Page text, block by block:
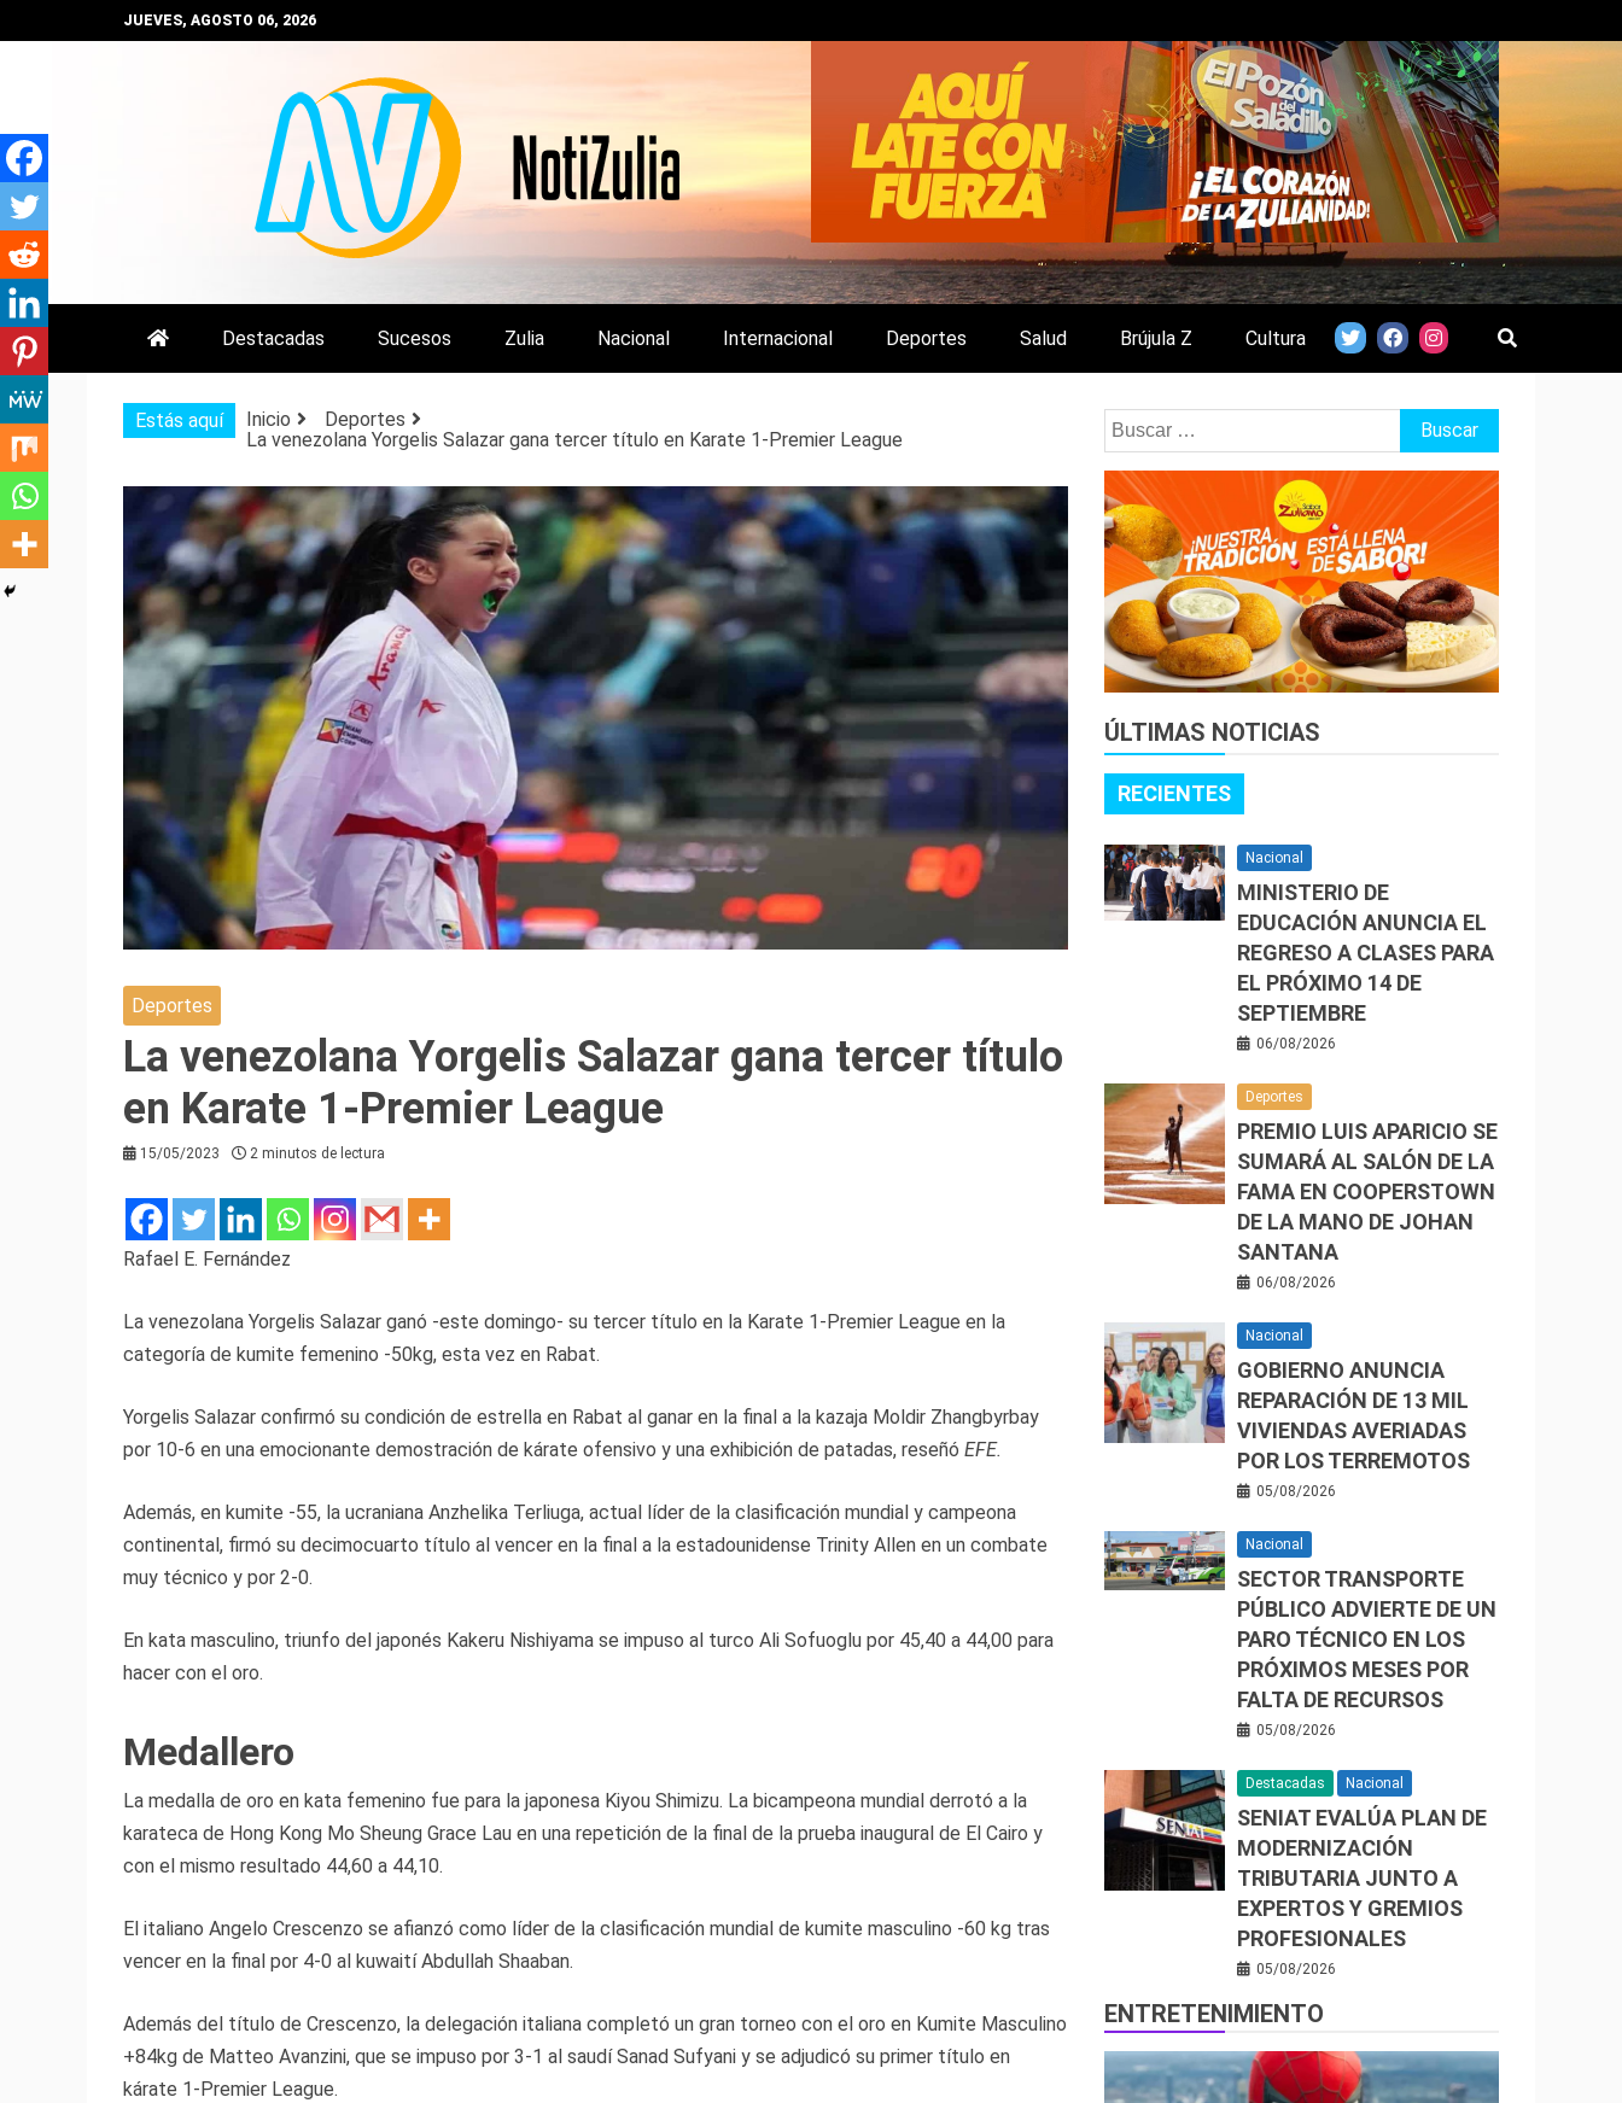
al
JUEVES, AGOSTO 06, 2026
NOTIZULIA
NOTICIAS DEL ZULIA, VENEZUELA Y DE INTERÉS GENERAL.
Destacadas Sucesos Zulia Nacional Internacional Deportes Salud Brújula Z Cultura
Estás aquí Inicio
Deportes
La venezolana Yorgelis Salazar gana tercer título en Karate 1-Premier League
Deportes
La venezolana Yorgelis Salazar gana tercer título
en Karate 1-Premier League
15/05/2023 2 minutos de lectura
Rafael E. Fernández
La venezolana Yorgelis Salazar ganó -este domingo- su tercer título en la Karate 1-Premier League en la
categoría de kumite femenino -50kg, esta vez en Rabat.
Yorgelis Salazar confirmó su condición de estrella en Rabat al ganar en la final a la kazaja Moldir Zhangbyrbay
por 10-6 en una emocionante demostración de kárate ofensivo y una exhibición de patadas, reseñó EFE.
Además, en kumite -55, la ucraniana Anzhelika Terliuga, actual líder de la clasificación mundial y campeona
continental, firmó su decimocuarto título al vencer en la final a la estadounidense Trinity Allen en un combate
muy técnico y por 2-0.
En kata masculino, triunfo del japonés Kakeru Nishiyama se impuso al turco Ali Sofuoglu por 45,40 a 44,00 para
hacer con el oro.
Medallero
La medalla de oro en kata femenino fue para la japonesa Kiyou Shimizu. La bicampeona mundial derrotó a la
karateca de Hong Kong Mo Sheung Grace Lau en una repetición de la final de la prueba inaugural de El Cairo y
con el mismo resultado 44,60 a 44,10.
El italiano Angelo Crescenzo se afianzó como líder de la clasificación mundial de kumite masculino -60 kg tras
vencer en la final por 4-0 al kuwaití Abdullah Shaaban.
Además del título de Crescenzo, la delegación italiana completó un gran torneo con el oro en Kumite Masculino
+84kg de Matteo Avanzini, que se impuso por 3-1 al saudí Sanad Sufyani y se adjudicó su primer título en
kárate 1-Premier League.
Buscar:
ÚLTIMAS NOTICIAS
RECIENTES
Nacional
MINISTERIO DE
EDUCACIÓN ANUNCIA EL
REGRESO A CLASES PARA
EL PRÓXIMO 14 DE
SEPTIEMBRE
06/08/2026
Deportes
PREMIO LUIS APARICIO SE
SUMARÁ AL SALÓN DE LA
FAMA EN COOPERSTOWN
DE LA MANO DE JOHAN
SANTANA
06/08/2026
Nacional
GOBIERNO ANUNCIA
REPARACIÓN DE 13 MIL
VIVIENDAS AVERIADAS
POR LOS TERREMOTOS
05/08/2026
Nacional
SECTOR TRANSPORTE
PÚBLICO ADVIERTE DE UN
PARO TÉCNICO EN LOS
PRÓXIMOS MESES POR
FALTA DE RECURSOS
05/08/2026
Destacadas Nacional
SENIAT EVALÚA PLAN DE
MODERNIZACIÓN
TRIBUTARIA JUNTO A
EXPERTOS Y GREMIOS
PROFESIONALES
05/08/2026
ENTRETENIMIENTO